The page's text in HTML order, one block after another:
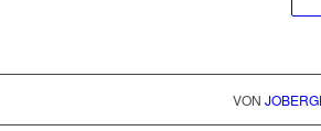
VON